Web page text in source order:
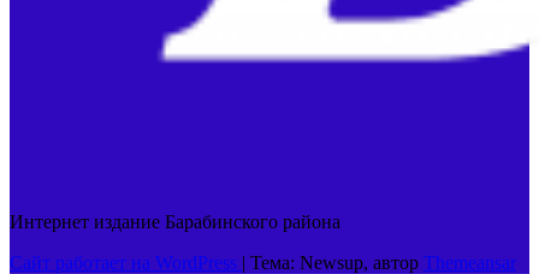
Интернет издание Барабинского района
Сайт работает на WordPress | Тема: Newsup, автор Themeansar